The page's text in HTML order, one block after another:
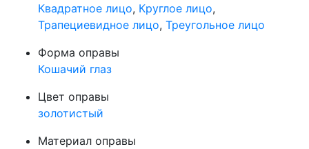
Квадратное лицо, Круглое лицо,
Трапециевидное лицо, Треугольное лицо
Форма оправы
Кошачий глаз
Цвет оправы
золотистый
Материал оправы